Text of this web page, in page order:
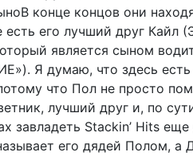
конце концов они
его лучший друг Кайл
является сыном
Я думаю, что здесь есть
что Пол не просто
лучший друг и, по
завладеть Stackin’ Hits
его дядей Полом, а